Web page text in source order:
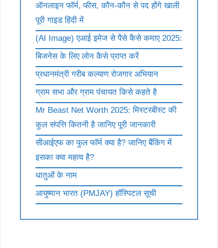
ऑनलाइन फॉर्म, फीस, कौन-कौन से पद होंगे खाली
पूरी गाइड हिंदी में
(AI Image) एआई इमेज से पैसे कैसे कमाए 2025:
बिजनेस के लिए लोन कैसे प्राप्त करें
प्रधानमंत्री गरीब कल्याण रोजगार अभियान
ग्राम सभा और ग्राम पंचायत किसे कहते है
Mr Beast Net Worth 2025: मिस्टरबीस्ट की
कुल संपत्ति कितनी है जानिए पूरी जानकारी
सीआईएफ का फुल फॉर्म क्या है? जानिए बैंकिंग में
इसका क्या महत्व है?
धातुओं के नाम
आयुष्मान भारत (PMJAY) हॉस्पिटल सूची